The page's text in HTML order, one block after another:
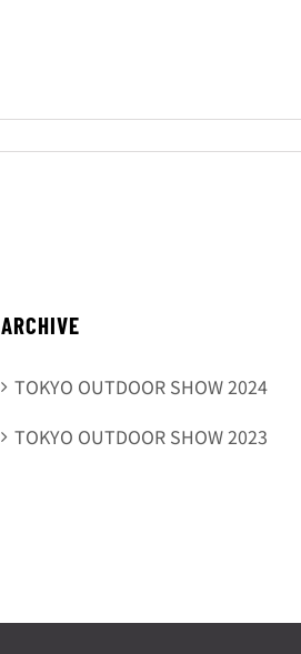
ARCHIVE
TOKYO OUTDOOR SHOW 2024
TOKYO OUTDOOR SHOW 2023